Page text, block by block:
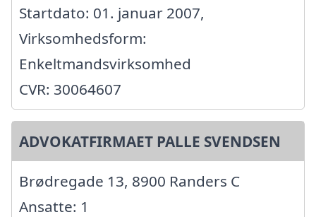
Startdato: 01. januar 2007,
Virksomhedsform:
Enkeltmandsvirksomhed
CVR: 30064607
ADVOKATFIRMAET PALLE SVENDSEN
Brødregade 13, 8900 Randers C
Ansatte: 1